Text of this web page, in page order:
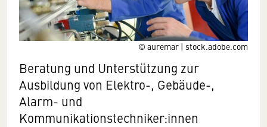
© auremar | stock.adobe.com
Beratung und Unterstützung zur
Ausbildung von Elektro-, Gebäude-,
Alarm- und
Kommunikationstechniker:innen